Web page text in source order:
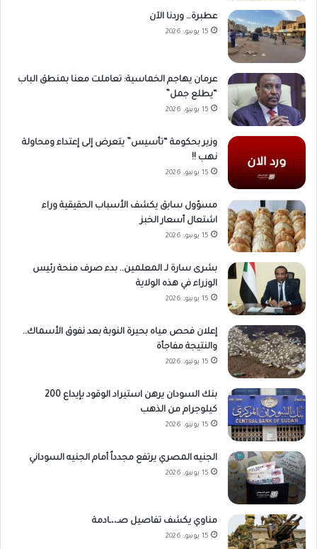
عطبرة… وردنا الآن
15 يونيو، 2026
عرمان يهاجم الخماسية: تعاملت معنا بمنطق الباب
“يطلع جمل”
15 يونيو، 2026
وزير بحكومة “تأسيس” يتعرض إلى إعتداء ومحاولة
نهب !!
15 يونيو، 2026
مسؤول سابق يكشف الأسباب الحقيقية وراء
اشتعال أسعار الخبز
15 يونيو، 2026
بشرى سارة لـ المعلمين.. بدء صرف منحة رئيس
الوزراء في هذه الولاية
15 يونيو، 2026
إعلان فحص مياه بحيرة النوبة بعد نفوق الأسماك..
والنتيجة مفاجأة
15 يونيو، 2026
بنك السودان يرهن استيراد الوقود بإيداع 200
كيلوجرام من الذهب
15 يونيو، 2026
الجنيه المصري يرتفع مجدداً أمام الجنيه السوداني
15 يونيو، 2026
مناوي يكشف تفاصيل صـ،،ـادمة
15 يونيو، 2026